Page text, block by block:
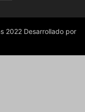
2022 Desarrollado por